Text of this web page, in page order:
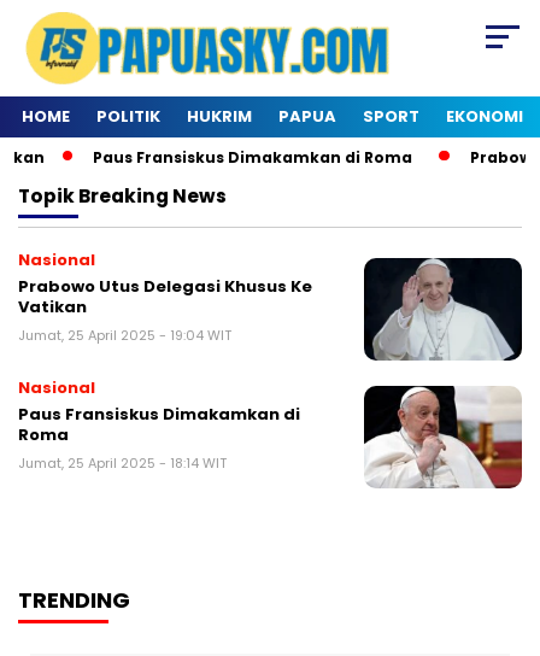
HOME POLITIK HUKRIM PAPUA SPORT EKONOMI
Paus Fransiskus Dimakamkan di Roma Prabowo
TopikBreaking News
Nasional
Prabowo Utus Delegasi Khusus Ke
Vatikan
Jumat, 25 April 2025 - 19:04 WIT
Nasional
Paus Fransiskus Dimakamkan di
Roma
Jumat, 25 April 2025 - 18:14 WIT
TRENDING